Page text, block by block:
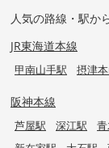
人気の路線・駅か
JR東海道本線
甲南山手駅 摂津
阪神本線
芦屋駅 深江駅